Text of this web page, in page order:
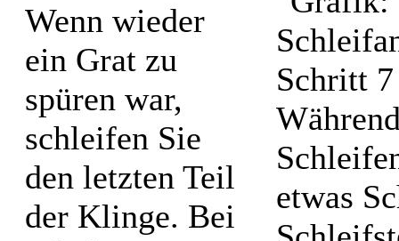
Wenn wieder
ein Grat zu
spüren war,
schleifen Sie
den letzten Teil
der Klinge. Bei
etwas